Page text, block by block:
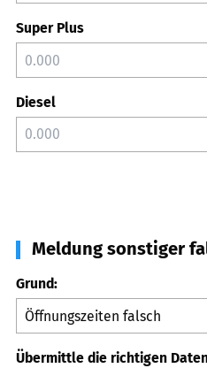
Super Plus
Diesel
Meldung sonstiger
Grund:
Übermittle die richtigen